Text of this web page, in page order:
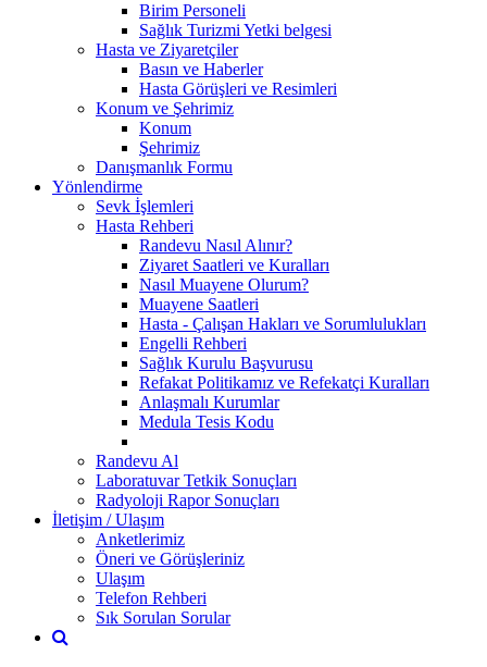
Birim Personeli
Sağlık Turizmi Yetki belgesi
Hasta ve Ziyaretçiler
Basın ve Haberler
Hasta Görüşleri ve Resimleri
Konum ve Şehrimiz
Konum
Şehrimiz
Danışmanlık Formu
Yönlendirme
Sevk İşlemleri
Hasta Rehberi
Randevu Nasıl Alınır?
Ziyaret Saatleri ve Kuralları
Nasıl Muayene Olurum?
Muayene Saatleri
Hasta - Çalışan Hakları ve Sorumlulukları
Engelli Rehberi
Sağlık Kurulu Başvurusu
Refakat Politikamız ve Refekatçi Kuralları
Anlaşmalı Kurumlar
Medula Tesis Kodu
Randevu Al
Laboratuvar Tetkik Sonuçları
Radyoloji Rapor Sonuçları
İletişim / Ulaşım
Anketlerimiz
Öneri ve Görüşleriniz
Ulaşım
Telefon Rehberi
Sık Sorulan Sorular